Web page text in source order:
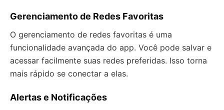
Gerenciamento de Redes Favoritas
O gerenciamento de redes favoritas é uma
funcionalidade avançada do app. Você pode salvar e
acessar facilmente suas redes preferidas. Isso torna
mais rápido se conectar a elas.
Alertas e Notificações